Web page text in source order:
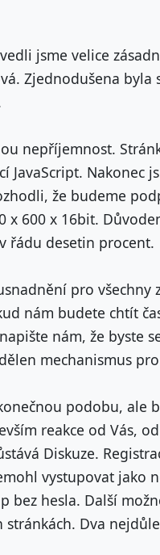
jsme velice
Zjednodušena byla
nepříjemnost.
Nakonec
že budeme
600 x 16bit.
řádu desetin procent.
pro všechny
nám budete chtít
nám, že byste
mechanismus
podobu, ale
reakce od Vás,
Diskuze.
vystupovat jako
bez hesla. Další
Dva